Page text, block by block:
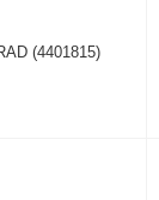
(4401815)